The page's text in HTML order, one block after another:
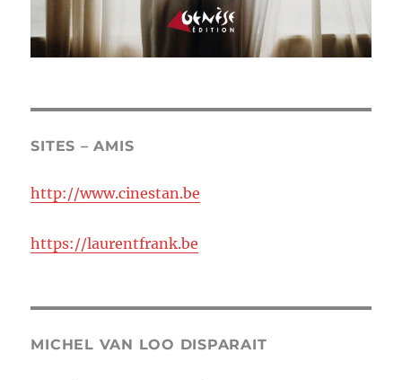
SITES – AMIS
http://www.cinestan.be
https://laurentfrank.be
MICHEL VAN LOO DISPARAIT